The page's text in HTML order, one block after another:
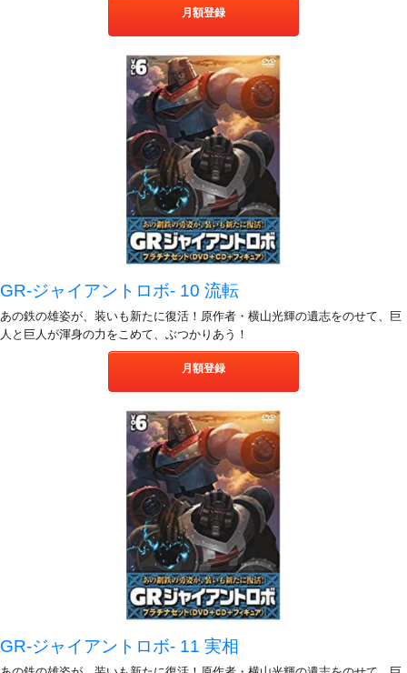
月額登録
GR-ジャイアントロボ- 10 流転
あの鉄の雄姿が、装いも新たに復活！原作者・横山光輝の遺志をのせて、巨
人と巨人が渾身の力をこめて、ぶつかりあう！
月額登録
GR-ジャイアントロボ- 11 実相